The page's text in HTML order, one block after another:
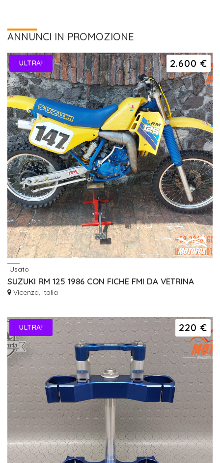
ANNUNCI IN PROMOZIONE
2.600 €
ULTRA!
Usato
SUZUKI RM 125 1986 CON FICHE FMI DA VETRINA
Vicenza, Italia
220 €
ULTRA!